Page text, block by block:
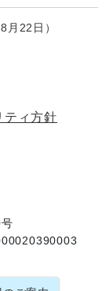
月22日
ティ方針